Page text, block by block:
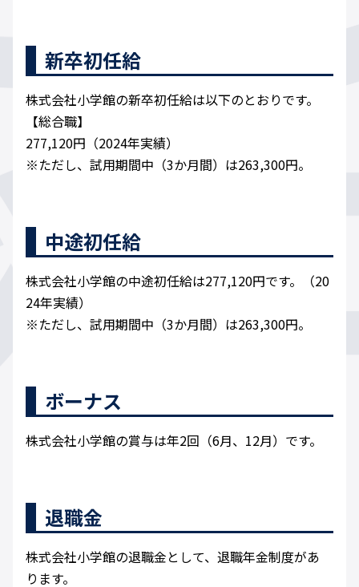
新卒初任給
株式会社小学館の新卒初任給は以下のとおりです。
【総合職】
277,120円（2024年実績）
※ただし、試用期間中（3か月間）は263,300円。
中途初任給
株式会社小学館の中途初任給は277,120円です。（20
24年実績）
※ただし、試用期間中（3か月間）は263,300円。
ボーナス
株式会社小学館の賞与は年2回（6月、12月）です。
退職金
株式会社小学館の退職金として、退職年金制度があ
ります。